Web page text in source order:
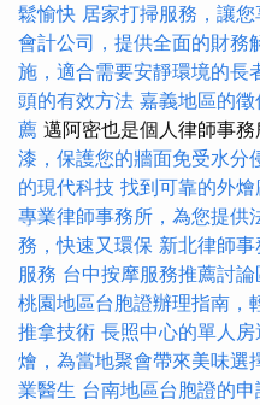
鬆愉快 居家打掃服務，讓
會計公司，提供全面的財務
施，適合需要安靜環境的長
頭的有效方法 嘉義地區的
薦 邁阿密也是個人律師事
漆，保護您的牆面免受水分
的現代科技 找到可靠的外
專業律師事務所，為您提供
務，快速又環保 新北律師
服務 台中按摩服務推薦討論
桃園地區台胞證辦理指南，
推拿技術 長照中心的單人
燴，為當地聚會帶來美味選
業醫生 台南地區台胞證的申